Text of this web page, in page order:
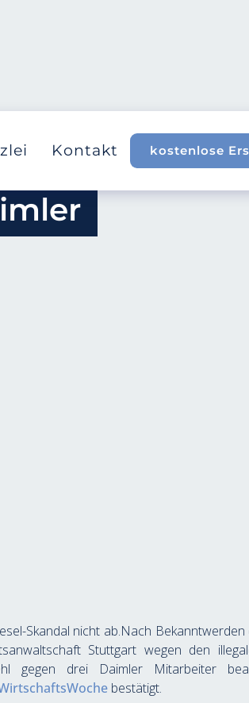
Kontakt kostenlose
Skandal nicht ab.Nach Bekanntwerden
Stuttgart wegen den
gegen drei Daimler Mitarbeiter
bestätigt.